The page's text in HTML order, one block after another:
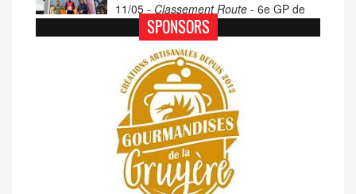
11/05 - Classement Route - 6e GP de
Porsel (TdC #4)
07/05 -Classement Route -
Pléiades (GdR #3)
23/04 -Classement Route -
Moléson (TdC #3)
14/04 -Photos -Les photos du 5e GP
de Semsales
SPONSORS